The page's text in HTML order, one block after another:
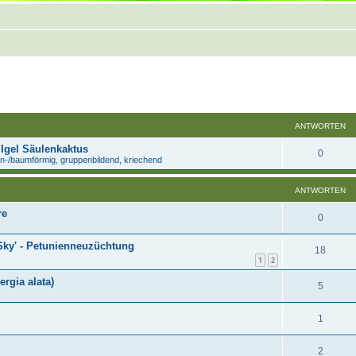
ANTWORTEN
Säulenkaktus
baumförmig, gruppenbildend, kriechend
0
ANTWORTEN
0
- Petunienneuzüchtung
1 2
18
alata) 5
1
2